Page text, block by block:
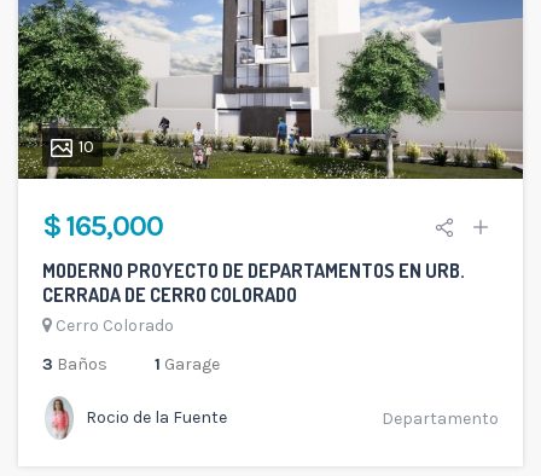
10
$ 165,000
MODERNO PROYECTO DE DEPARTAMENTOS EN URB.
CERRADA DE CERRO COLORADO
Cerro Colorado
3 Baños 1 Garage
Rocio de la Fuente Departamento